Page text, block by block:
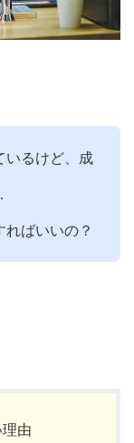
いるけど、成
ばいいの？
由